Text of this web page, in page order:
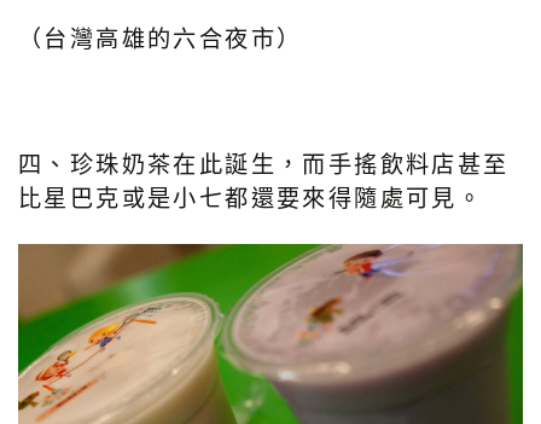
（台灣高雄的六合夜市）
四、珍珠奶茶在此誕生，而手搖飲料店甚至
比星巴克或是小七都還要來得隨處可見。